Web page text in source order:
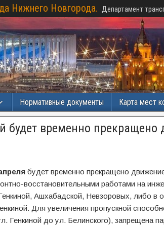
Нижнего Новгорода. Департамент
Нормативные документы Карта мест
будет временно прекращено
будет временно прекращено
восстановительными работами на
Ашхабадской, Невзоровых, либо в
Для увеличения пропускной
Генкиной до ул. Белинского), запрещена